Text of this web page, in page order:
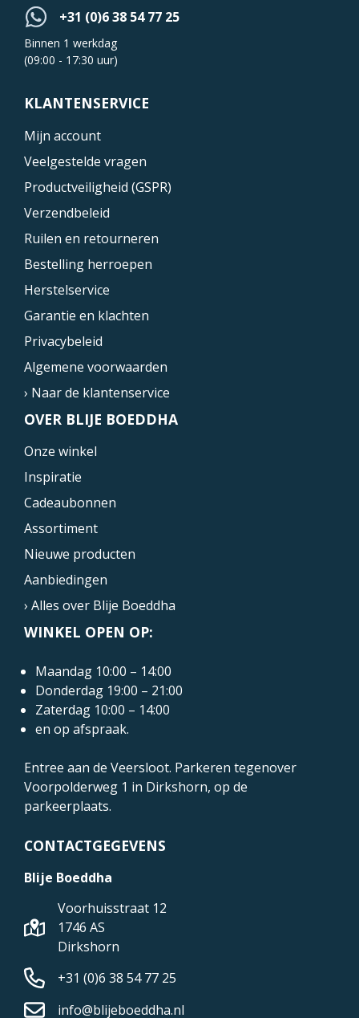
+31 (0)6 38 54 77 25
Binnen 1 werkdag
(09:00 - 17:30 uur)
KLANTENSERVICE
Mijn account
Veelgestelde vragen
Productveiligheid (GSPR)
Verzendbeleid
Ruilen en retourneren
Bestelling herroepen
Herstelservice
Garantie en klachten
Privacybeleid
Algemene voorwaarden
› Naar de klantenservice
OVER BLIJE BOEDDHA
Onze winkel
Inspiratie
Cadeaubonnen
Assortiment
Nieuwe producten
Aanbiedingen
› Alles over Blije Boeddha
WINKEL OPEN OP:
Maandag 10:00 – 14:00
Donderdag 19:00 – 21:00
Zaterdag 10:00 – 14:00
en op afspraak.
Entree aan de Veersloot. Parkeren tegenover
Voorpolderweg 1 in Dirkshorn, op de
parkeerplaats.
CONTACTGEGEVENS
Blije Boeddha
Voorhuisstraat 12
1746 AS
Dirkshorn
+31 (0)6 38 54 77 25
info@blijeboeddha.nl